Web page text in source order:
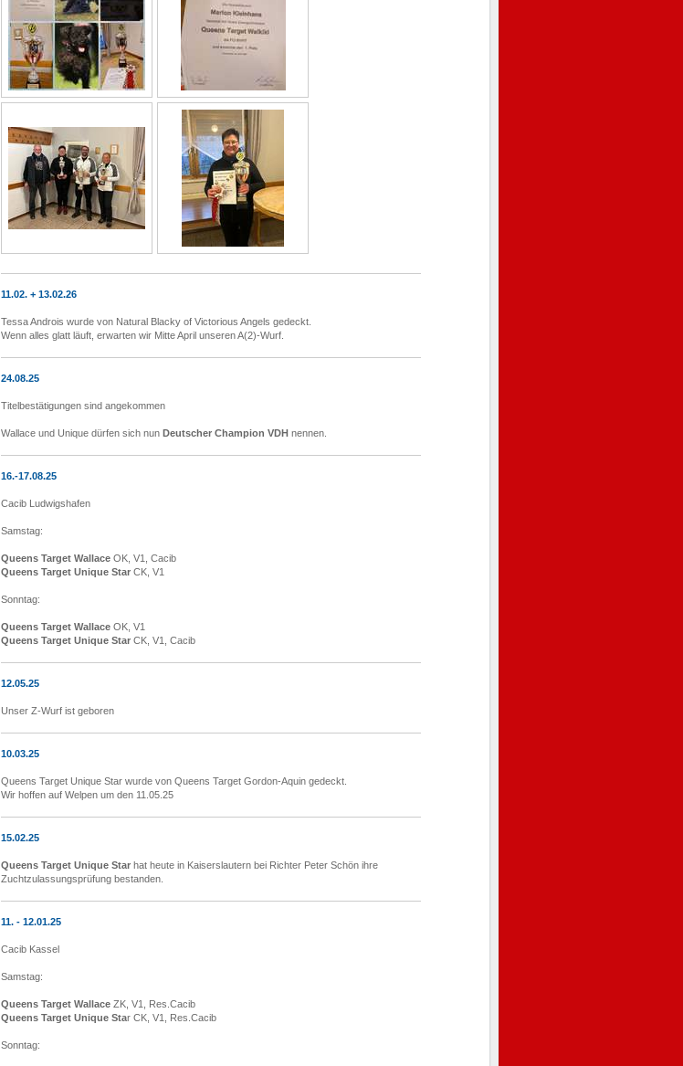
11.02. + 13.02.26
Tessa Androis wurde von Natural Blacky of Victorious Angels gedeckt.
Wenn alles glatt läuft, erwarten wir Mitte April unseren A(2)-Wurf.
24.08.25
Titelbestätigungen sind angekommen
Wallace und Unique dürfen sich nun Deutscher Champion VDH nennen.
16.-17.08.25
Cacib Ludwigshafen
Samstag:
Queens Target Wallace OK, V1, Cacib
Queens Target Unique Star CK, V1
Sonntag:
Queens Target Wallace OK, V1
Queens Target Unique Star CK, V1, Cacib
12.05.25
Unser Z-Wurf ist geboren
10.03.25
Queens Target Unique Star wurde von Queens Target Gordon-Aquin gedeckt.
Wir hoffen auf Welpen um den 11.05.25
15.02.25
Queens Target Unique Star hat heute in Kaiserslautern bei Richter Peter Schön ihre
Zuchtzulassungsprüfung bestanden.
11. - 12.01.25
Cacib Kassel
Samstag:
Queens Target Wallace ZK, V1, Res.Cacib
Queens Target Unique Star CK, V1, Res.Cacib
Sonntag: